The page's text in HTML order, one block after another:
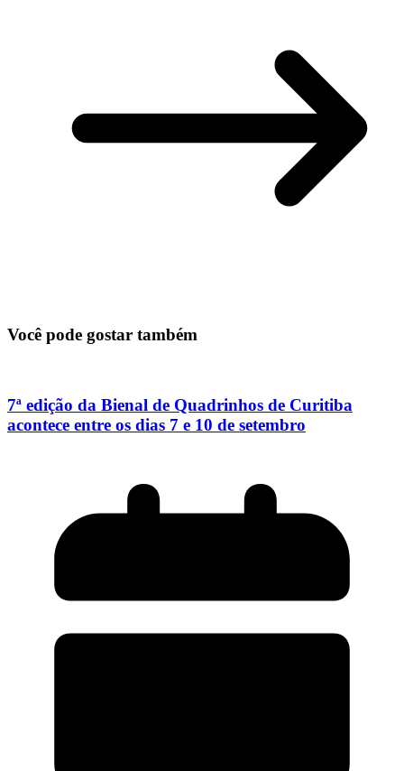
Você pode gostar também
7ª edição da Bienal de Quadrinhos de Curitiba
acontece entre os dias 7 e 10 de setembro